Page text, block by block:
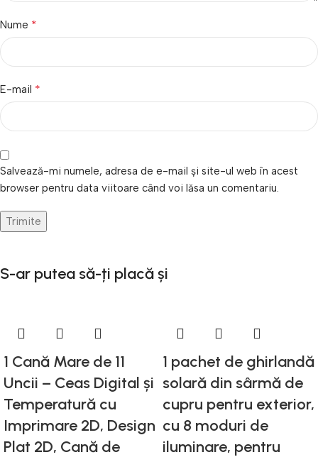
Nume *
E-mail *
Salvează-mi numele, adresa de e-mail și site-ul web în acest
browser pentru data viitoare când voi lăsa un comentariu.
S-ar putea să-ți placă și
1 Cană Mare de 11
Uncii – Ceas Digital și
Temperatură cu
Imprimare 2D, Design
Plat 2D, Cană de
1 pachet de ghirlandă
solară din sârmă de
cupru pentru exterior,
cu 8 moduri de
iluminare, pentru